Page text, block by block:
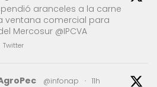
aranceles a la carne
ventana comercial para
Mercosur @IPCVA
Twitter
@infonap · 11h